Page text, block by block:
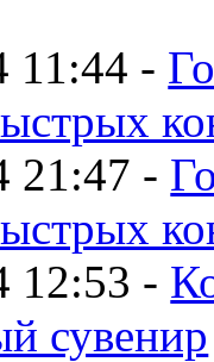
11:44 -
21:47 -
12:53 -
сувенир